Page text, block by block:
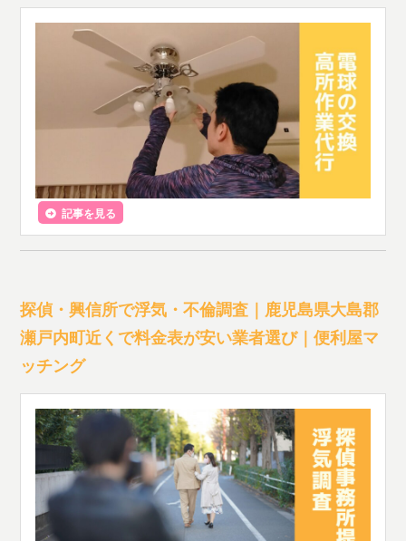
記事を見る
探偵・興信所で浮気・不倫調査｜鹿児島県大島郡
瀬戸内町近くで料金表が安い業者選び｜便利屋マ
ッチング